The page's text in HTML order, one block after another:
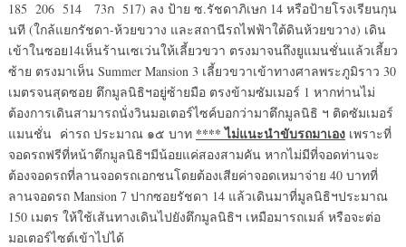
185 206 514 73ก 517) ลง ป้าย ซ.รัชดาภิเษก 14 หรือป้ายโรงเรียนกุน
นที (ใกล้แยกรัชดา-ห้วยขวาง และสถานีรถไฟฟ้าใต้ดินห้วยขวาง) เดิน
เข้าในซอย14เห็นร้านเซเว่นให้เลี้ยวขวา ตรงมาจนถึงยูแมนชั่นแล้วเลี้ยว
ซ้าย ตรงมาเห็น Summer Mansion 3 เลี้ยวขวาเข้าทางศาลพระภูมิราว 30
เมตรจนสุดซอย ตึกมูลนิธิฯอยู่ซ้ายมือ ตรงข้ามซัมเมอร์ 1 หากท่านไม่
ต้องการเดินสามารถนั่งวินมอเตอร์ไซค์บอกว่ามาตึกมูลนิธิ ฯ ติดซัมเมอร์
แมนชั่น ค่ารถ ประมาณ ๑๕ บาท **** ไม่แนะนำขับรถมาเองเพราะที่
จอดรถฟรีที่หน้าตึกมูลนิธิฯมีน้อยแค่สองสามคัน หากไม่มีที่จอดท่านจะ
ต้องจอดรถที่ลานจอดรถเอกชนโดยต้องเสียค่าจอดเหมาจ่าย 40 บาทที่
ลานจอดรถ Mansion 7 ปากซอยรัชดา 14 แล้วเดินมาที่มูลนิธิฯประมาณ
150 เมตร ให้ใช้เส้นทางเดินไปยังตึกมูลนิธิฯ เหมือมารถเมล์ หรือจะต่อ
มอเตอร์ไซต์เข้าไปได้